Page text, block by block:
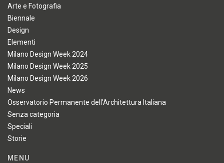
Arte e Fotografia
Biennale
Design
Elementi
Milano Design Week 2024
Milano Design Week 2025
Milano Design Week 2026
News
Osservatorio Permanente dell'Architettura Italiana
Senza categoria
Speciali
Storie
MENU